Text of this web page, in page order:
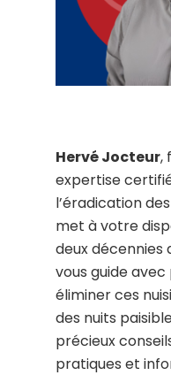
Hervé Jocteur,
expertise
l’éradication
met à votre
deux décennies
vous guide
éliminer ces
des nuits
précieux
pratiques et